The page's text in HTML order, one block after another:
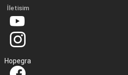
İletisim
Hopegra